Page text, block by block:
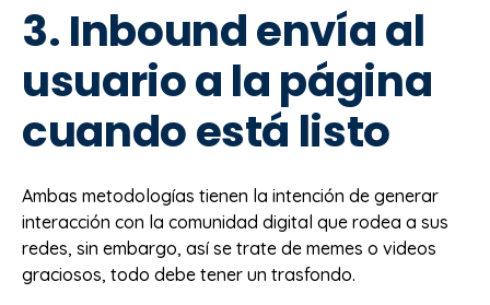
3. Inbound envía al
usuario a la página
cuando está listo
Ambas metodologías tienen la intención de generar
interacción con la comunidad digital que rodea a sus
redes, sin embargo, así se trate de memes o videos
graciosos, todo debe tener un trasfondo.